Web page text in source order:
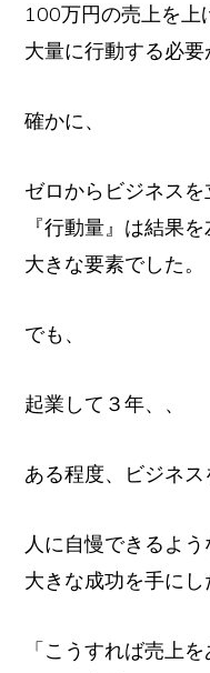
100万円の売上を上
大量に行動する必要
確かに、
ゼロからビジネスを
『行動量』は結果
大きな要素でした。
でも、
起業して３年、、
ある程度、ビジネス
人に自慢できるよう
大きな成功を手にし
「こうすれば売上を